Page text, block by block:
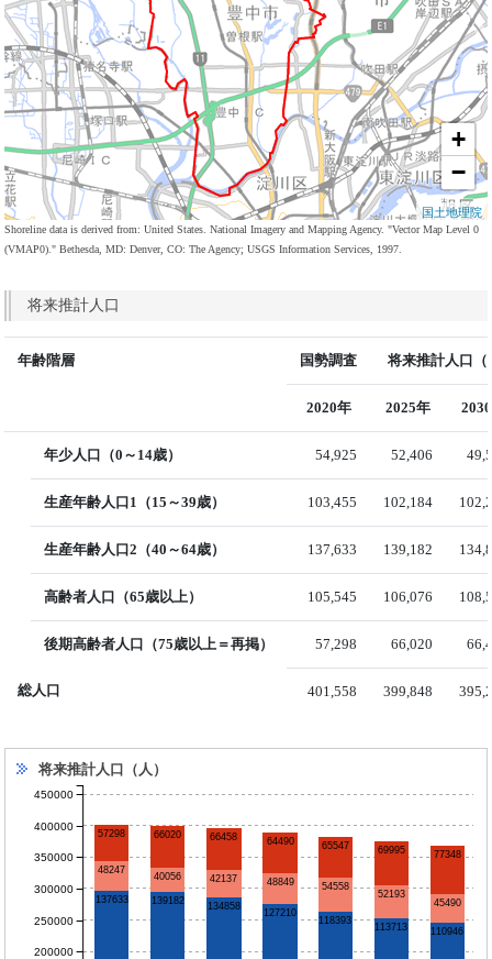
+
−
国土地理院
Shoreline data is derived from: United States. National Imagery and Mapping Agency. "Vector Map Level 0
(VMAP0)." Bethesda, MD: Denver, CO: The Agency; USGS Information Services, 1997.
将来推計人口
年齢階層 国勢調査 将来推計人口（
2020年 2025年
年少人口（0～14歳） 54,925 52,406
生産年齢人口1（15～39歳） 103,455 102,184
生産年齢人口2（40～64歳） 137,633 139,182
高齢者人口（65歳以上） 105,545 106,076
後期高齢者人口（75歳以上＝再掲） 57,298 66,020
総人口 401,558 399,848
将来推計人口（人）
137633 139182 134858
127210
118393
113713 110946
48247
40056 42137 48849 54558
52193
45490
57298 66020 66458 64490 65547 69995 77348
200000
250000
300000
350000
400000
450000